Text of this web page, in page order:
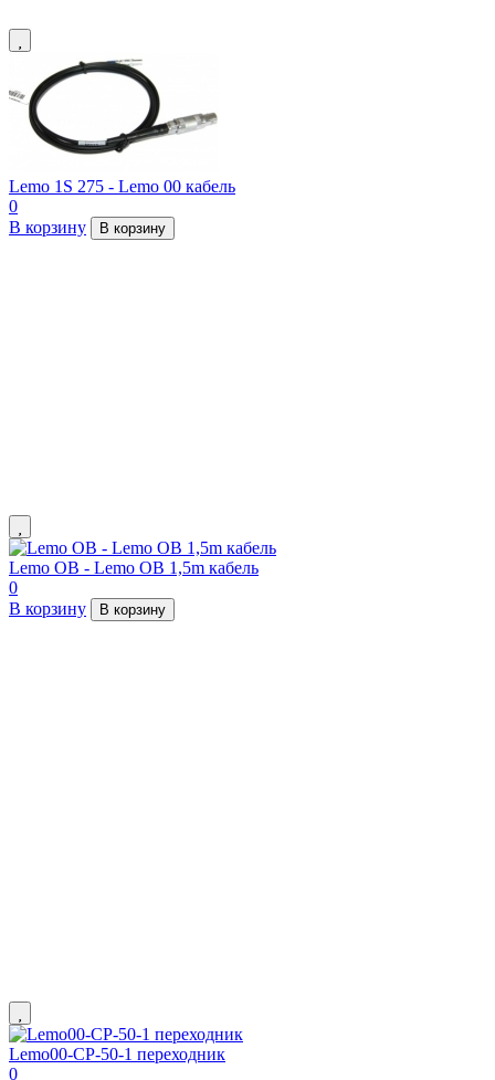
Lemo 1S 275 - Lemo 00 кабель
0
В корзину
В корзину
Lemo OB - Lemo OB 1,5m кабель
0
В корзину
В корзину
Lemo00-СР-50-1 переходник
0